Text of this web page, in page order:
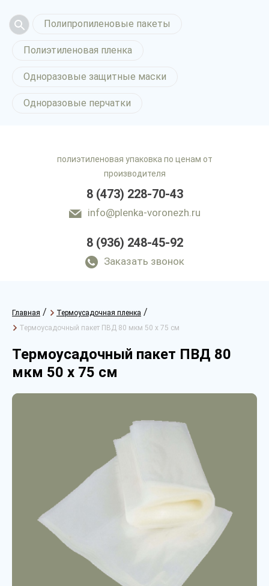
Полипропиленовые пакеты
Полиэтиленовая пленка
Одноразовые защитные маски
Одноразовые перчатки
полиэтиленовая упаковка по ценам от
производителя
8 (473) 228-70-43
info@plenka-voronezh.ru
8 (936) 248-45-92
Заказать звонок
Главная / Термоусадочная пленка /
Термоусадочный пакет ПВД 80 мкм 50 х 75 см
Термоусадочный пакет ПВД 80
мкм 50 х 75 см